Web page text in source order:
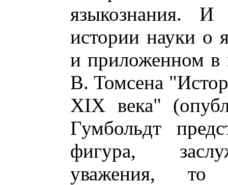
языкознания.
истории науки о
и приложенном в
В. Томсена
XIX века"
Гумбольдт
фигура,
уважения,